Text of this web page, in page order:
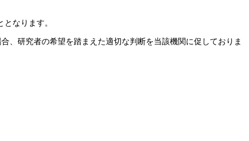
なります。
、研究者の希望を踏まえた適切な判断を当該機関に促しておりま